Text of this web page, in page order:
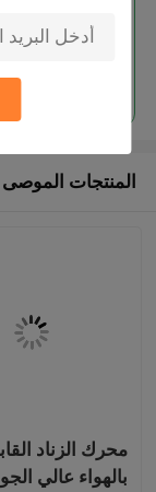
المنتجات الموصى
محرك الزناد
بالهواء عالي